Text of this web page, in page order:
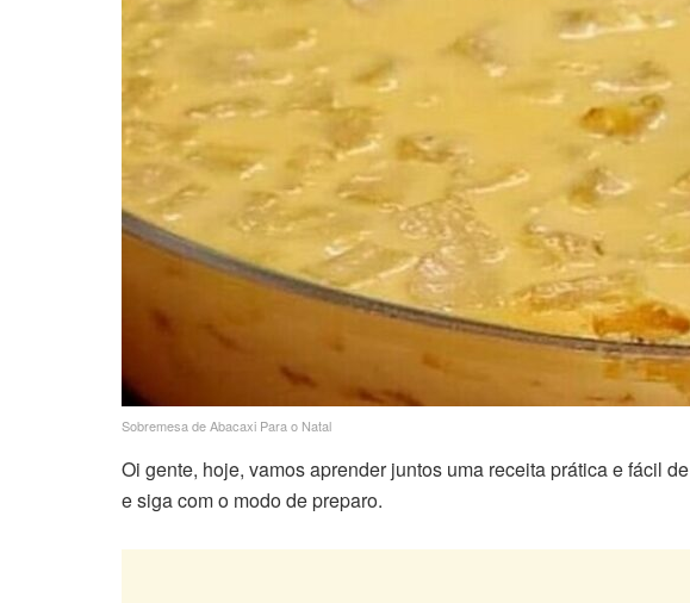
Sobremesa de Abacaxi Para o Natal
Oi gente, hoje, vamos aprender juntos uma receita prática e fácil de
e siga com o modo de preparo.